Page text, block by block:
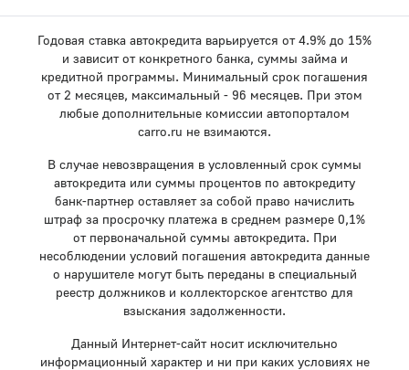
Годовая ставка автокредита варьируется от 4.9% до 15%
и зависит от конкретного банка, суммы займа и
кредитной программы. Минимальный срок погашения
от 2 месяцев, максимальный - 96 месяцев. При этом
любые дополнительные комиссии автопорталом
carro.ru не взимаются.
В случае невозвращения в условленный срок суммы
автокредита или суммы процентов по автокредиту
банк-партнер оставляет за собой право начислить
штраф за просрочку платежа в среднем размере 0,1%
от первоначальной суммы автокредита. При
несоблюдении условий погашения автокредита данные
о нарушителе могут быть переданы в специальный
реестр должников и коллекторское агентство для
взыскания задолженности.
Данный Интернет-сайт носит исключительно
информационный характер и ни при каких условиях не